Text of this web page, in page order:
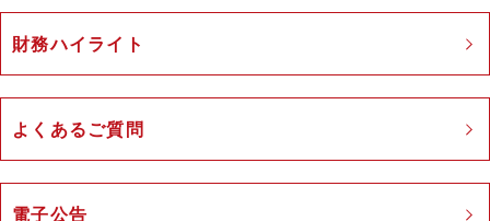
財務ハイライト
よくあるご質問
電子公告